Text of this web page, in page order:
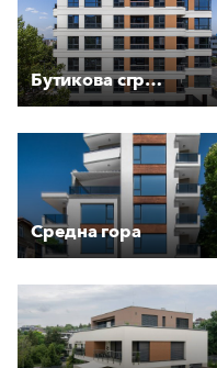
Бутикова сграда “МИЛЕНИУМ РЕЗИДЕНС“
Средна гора